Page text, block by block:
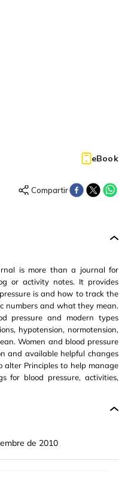
eBook
is more than a journal for
or activity notes. It provides
is and how to track the
numbers and what they mean.
pressure and modern types
hypotension, normotension,
Women and blood pressure
and available helpful changes
alter Principles to help manage
for blood pressure, activities,
de 2010